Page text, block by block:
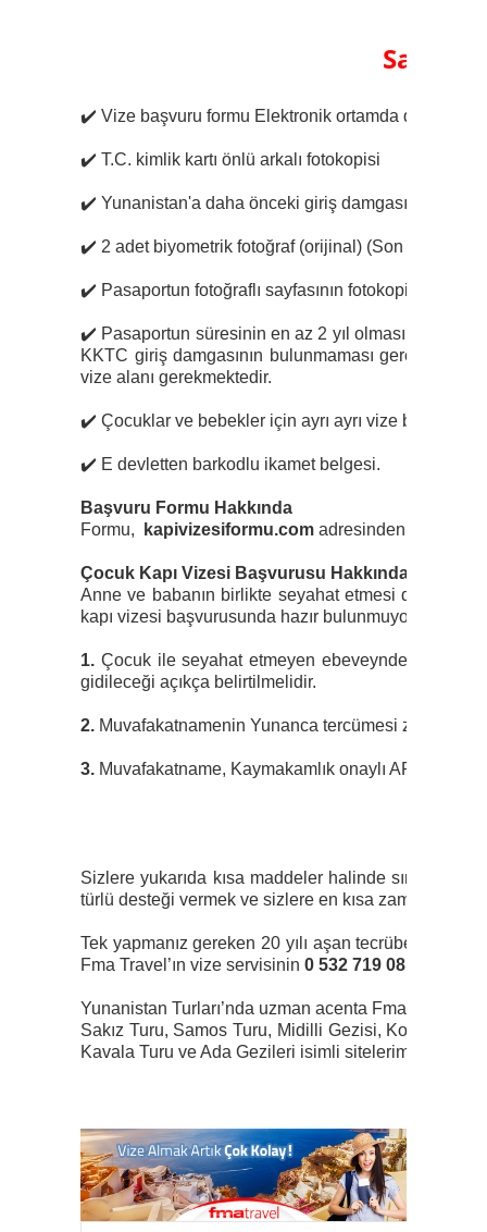
Sakız
✔️ Vize başvuru formu Elektronik ortamda
✔️ T.C. kimlik kartı önlü arkalı fotokopisi
✔️ Yunanistan'a daha önceki giriş damgasının
✔️ 2 adet biyometrik fotoğraf (orijinal) (Son 6 ay
✔️ Pasaportun fotoğraflı sayfasının fotokopisi
✔️ Pasaportun süresinin en az 2 yıl olması, son
KKTC giriş damgasının bulunmaması
vize alanı gerekmektedir.
✔️ Çocuklar ve bebekler için ayrı ayrı vize başvuru
✔️ E devletten barkodlu ikamet belgesi.
Başvuru Formu Hakkında
Formu,
kapivizesiformu.com adresinden bilgisayar
Çocuk Kapı Vizesi Başvurusu Hakkında Önemli
Anne ve babanın birlikte seyahat etmesi
kapı vizesi başvurusunda hazır bulunmuyorsa,
1. Çocuk ile seyahat etmeyen ebeveynden noter
gidileceği açıkça belirtilmelidir.
2. Muvafakatnamenin Yunanca tercümesi zorunludur.
3. Muvafakatname, Kaymakamlık onaylı APOSTİL
Sizlere yukarıda kısa maddeler halinde
türlü desteği vermek ve sizlere en kısa zamanda en
Tek yapmanız gereken 20 yılı aşan tecrübesi ile
Fma Travel’ın vize servisinin 0 532 719 08 70
Yunanistan Turları’nda uzman acenta Fma
Sakız Turu, Samos Turu, Midilli Gezisi, Kos Turu,
Kavala Turu ve Ada Gezileri isimli sitelerimize göz